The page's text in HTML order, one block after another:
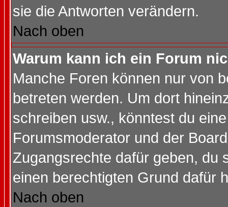
sie die Antworten verändern.
Nach oben
Warum kann ich ein Forum
Manche Foren können nur von
betreten werden. Um dort
schreiben usw., könntest du
Forumsmoderator und der
Zugangsrechte dafür geben, du
einen berechtigten Grund dafür
Nach oben